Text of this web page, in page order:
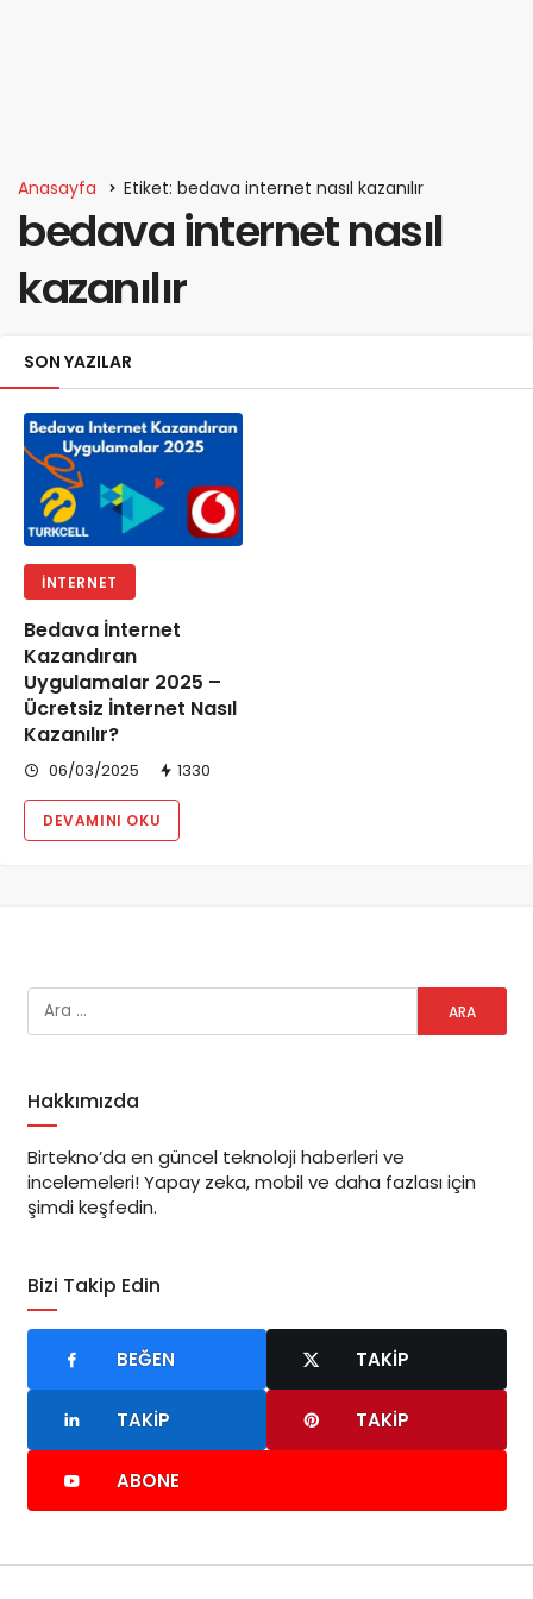
Anasayfa Etiket: bedava internet nasıl kazanılır
bedava internet nasıl
kazanılır
SON YAZILAR
İNTERNET
Bedava İnternet
Kazandıran
Uygulamalar 2025 –
Ücretsiz İnternet Nasıl
Kazanılır?
06/03/2025 1330
DEVAMINI OKU
Hakkımızda
Birtekno’da en güncel teknoloji haberleri ve
incelemeleri! Yapay zeka, mobil ve daha fazlası için
şimdi keşfedin.
Bizi Takip Edin
BEĞEN TAKIP
TAKIP TAKIP
ABONE